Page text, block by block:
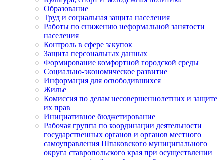
Образование
Труд и социальная защита населения
Работы по снижению неформальной занятости
населения
Контроль в сфере закупок
Защита персональных данных
Формирование комфортной городской среды
Социально-экономическое развитие
Информация для освободившихся
Жилье
Комиссия по делам несовершеннолетних и защите
их прав
Инициативное бюджетирование
Рабочая группа по координации деятельности
государственных органов и органов местного
самоуправления Шпаковского муниципального
округа ставропольского края при осуществлении